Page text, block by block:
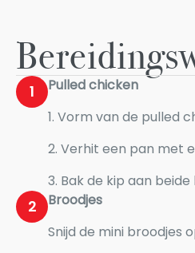
1
Pulled chicken
1. Vorm van de pulled
2. Verhit een pan met
3. Bak de kip aan
2
Broodjes
Snijd de mini broodjes